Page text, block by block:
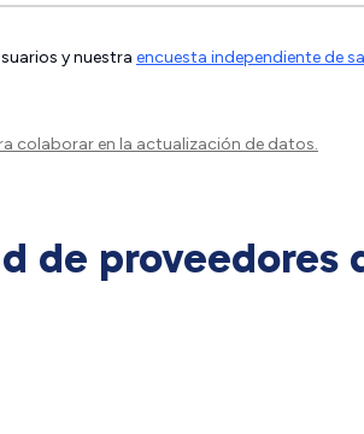
y nuestra encuesta independiente de
colaborar en la actualización de datos.
de proveedores